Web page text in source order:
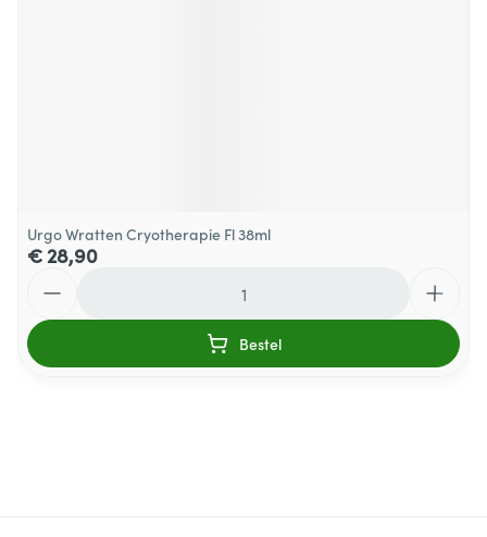
Urgo Wratten Cryotherapie Fl 38ml
€ 28,90
Bestel